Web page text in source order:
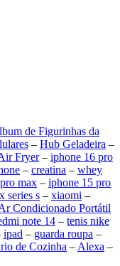
de Figurinhas da
– Hub Geladeira –
Fryer– iphone 16 pro
– creatina – whey
max – iphone 15 pro
series s – xiaomi –
Condicionado Portátil
note 14 – tenis nike
ipad – guarda roupa –
de Cozinha – Alexa –